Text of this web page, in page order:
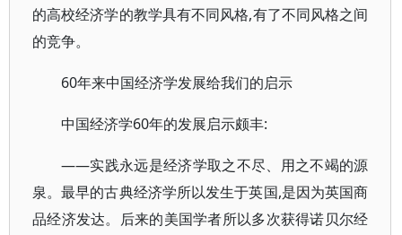
的高校经济学的教学具有不同风格,有了不同风格之间
的竞争。
60年来中国经济学发展给我们的启示
中国经济学60年的发展启示颇丰:
——实践永远是经济学取之不尽、用之不竭的源
泉。最早的古典经济学所以发生于英国,是因为英国商
品经济发达。后来的美国学者所以多次获得诺贝尔经